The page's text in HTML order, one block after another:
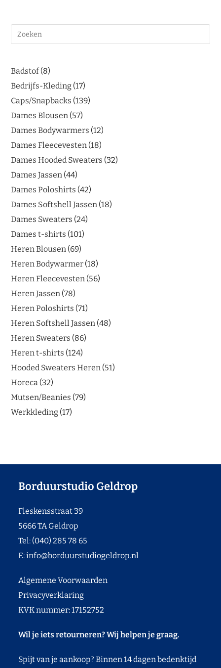
Badstof 8
Bedrijfs-Kleding 17
Caps/Snapbacks 139
Dames Blousen 57
Dames Bodywarmers 12
Dames Fleecevesten 18
Dames Hooded Sweaters 32
Dames Jassen 44
Dames Poloshirts 42
Dames Softshell Jassen 18
Dames Sweaters 24
Dames t-shirts 101
Heren Blousen 69
Heren Bodywarmer 18
Heren Fleecevesten 56
Heren Jassen 78
Heren Poloshirts 71
Heren Softshell Jassen 48
Heren Sweaters 86
Heren t-shirts 124
Hooded Sweaters Heren 51
Horeca 32
Mutsen/Beanies 79
Werkkleding 17
Borduurstudio Geldrop
Fleskensstraat 39
5666 TA Geldrop
Tel: (040) 285 78 65
E:info@borduurstudiogeldrop.nl
Algemene Voorwaarden
Privacyverklaring
KVK nummer: 17152752
Wil je iets retourneren? Wij helpen je graag.
Spijt van je aankoop? Binnen 14 dagen bedenktijd